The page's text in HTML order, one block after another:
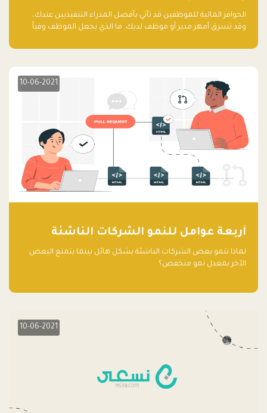
الحوافز المالية للموظفين قد تأتي بأفضل المدراء التنفيذيين عندك،
وقد تسرق أمهر مدير أو موظف لديك. ما الذي يجعل الموظف وفياً
10-06-2021
آربعة عوامل للنمو الشركات الناشئة
لماذا تنمو بعض الشركات الناشئة بشكل هائل بينما يتمتع البعض
الآخر بمعدل نمو منخفض؟
10-06-2021